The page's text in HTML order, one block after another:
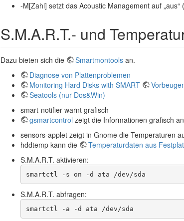
-M[Zahl] setzt das Acoustic Management auf
S.M.A.R.T.- und
Dazu bieten sich die Smartmontools an.
Diagnose von Plattenproblemen
Monitoring Hard Disks with SMART
Seatools (nur Dos&Win)
smart-notifier warnt grafisch
gsmartcontrol zeigt die Informationen grafisch
sensors-applet zeigt in Gnome die Temperaturen
hddtemp kann die
Temperaturdaten aus
S.M.A.R.T. aktivieren:
smartctl -s on -d ata /dev/sda
S.M.A.R.T. abfragen:
smartctl -a -d ata /dev/sda